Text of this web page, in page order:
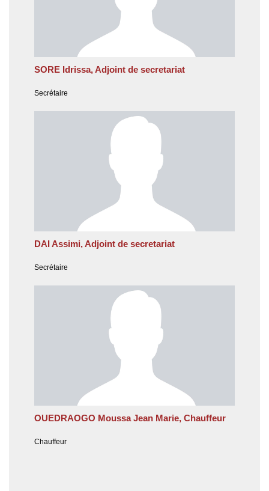
SORE Idrissa, Adjoint de secretariat
Secrétaire
DAI Assimi, Adjoint de secretariat
Secrétaire
OUEDRAOGO Moussa Jean Marie, Chauffeur
Chauffeur